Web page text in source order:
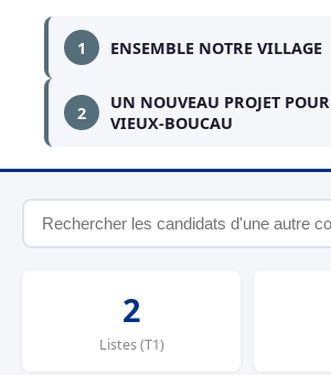
1 ENSEMBLE NOTRE VILLAGE
2
UN NOUVEAU PROJET POUR
VIEUX-BOUCAU
2
Listes (T1)